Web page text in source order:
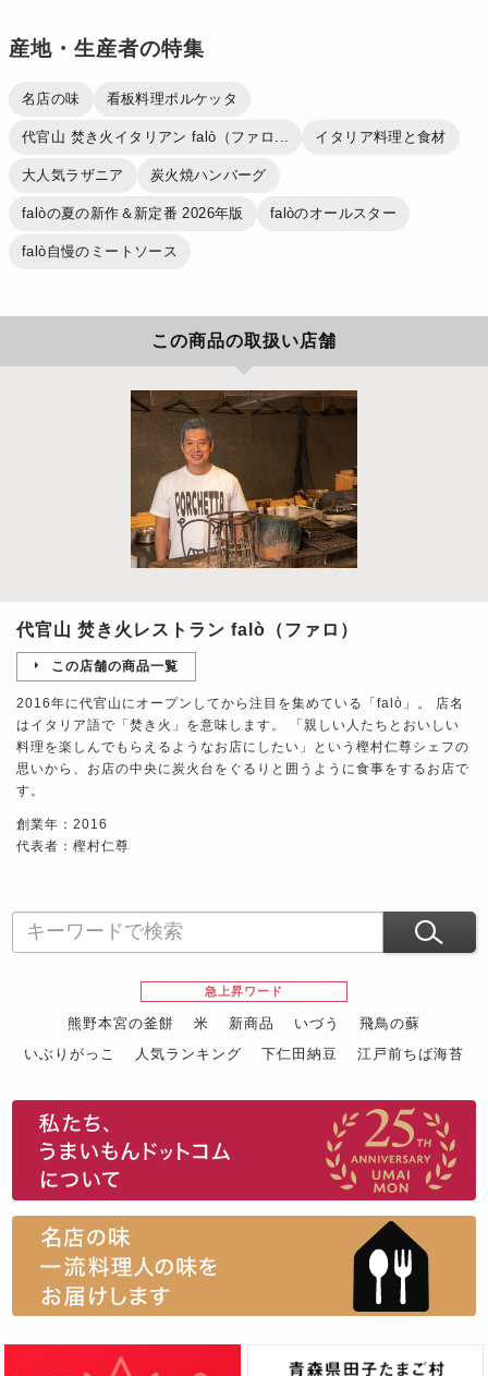
産地・生産者の特集
名店の味 看板料理ポルケッタ
代官山 焚き火イタリアン falò（ファロ... イタリア料理と食材
大人気ラザニア 炭火焼ハンバーグ
falòの夏の新作＆新定番 2026年版 falòのオールスター
falò自慢のミートソース
この商品の取扱い店舗
代官山 焚き火レストラン falò（ファロ）
この店舗の商品一覧
2016年に代官山にオープンしてから注目を集めている「falò」。 店名
はイタリア語で「焚き火」を意味します。 「親しい人たちとおいしい
料理を楽しんでもらえるようなお店にしたい」という樫村仁尊シェフの
思いから、お店の中央に炭火台をぐるりと囲うように食事をするお店で
す。
創業年：2016
代表者：樫村仁尊
急上昇ワード
熊野本宮の釜餅 米 新商品 いづう
飛鳥の蘇
いぶりがっこ
人気ランキング 下仁田納豆
江戸前ちば海苔